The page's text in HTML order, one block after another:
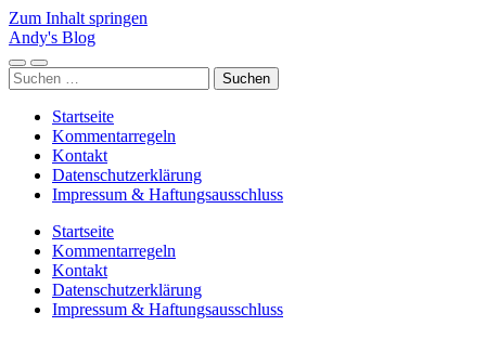
Zum Inhalt springen
Andy's Blog
Mobile-
Menü
Suchfeld
ein-/ausblenden
Suchen
nach:
Startseite
Kommentarregeln
Kontakt
Datenschutzerklärung
Impressum & Haftungsausschluss
Startseite
Kommentarregeln
Kontakt
Datenschutzerklärung
Impressum & Haftungsausschluss